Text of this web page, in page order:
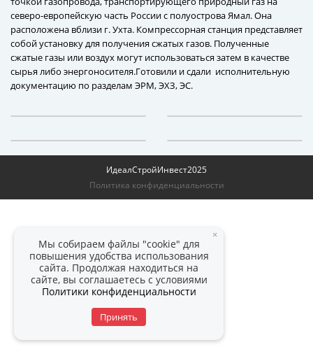
северо-европейскую часть России с полуострова Ямал. Она
расположена вблизи г. Ухта. Компрессорная станция представляет
собой установку для получения сжатых газов. Полученные
сжатые газы или воздух могут использоваться затем в качестве
сырья либо энергоносителя.Готовили и сдали исполнительную
документацию по разделам ЭРМ, ЭХЗ, ЭС.
ИдеалСтройИнвест2025
Политика конфиденциальности
×
Мы собираем файлы "cookie" для
повышения удобства использования
сайта. Продолжая находиться на
сайте, вы соглашаетесь с условиями
Политики конфиденциальности
Принять